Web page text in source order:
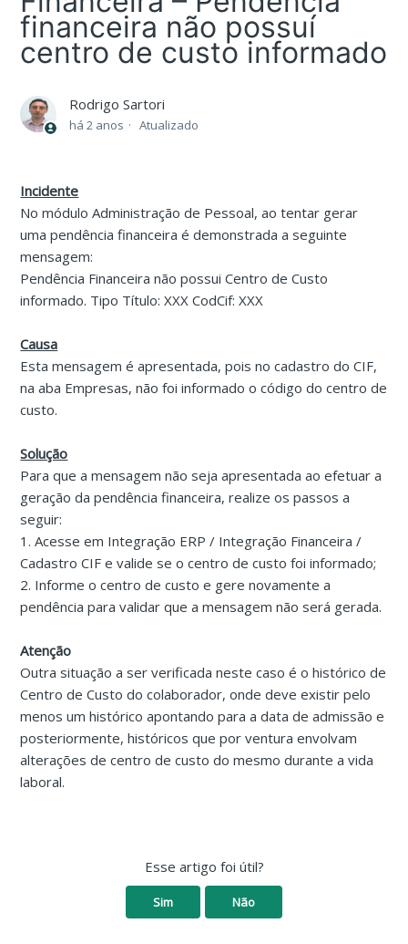
financeira não possuí
centro de custo informado
Rodrigo Sartori
há 2 anos Atualizado
Incidente
No módulo Administração de Pessoal, ao tentar gerar
uma pendência financeira é demonstrada a seguinte
mensagem:
Pendência Financeira não possui Centro de Custo
informado. Tipo Título: XXX CodCif: XXX
Causa
Esta mensagem é apresentada, pois no cadastro do CIF,
na aba Empresas, não foi informado o código do centro de
custo.
Solução
Para que a mensagem não seja apresentada ao efetuar a
geração da pendência financeira, realize os passos a
seguir:
1. Acesse em Integração ERP / Integração Financeira /
Cadastro CIF e valide se o centro de custo foi informado;
2. Informe o centro de custo e gere novamente a
pendência para validar que a mensagem não será gerada.
Atenção
Outra situação a ser verificada neste caso é o histórico de
Centro de Custo do colaborador, onde deve existir pelo
menos um histórico apontando para a data de admissão e
posteriormente, históricos que por ventura envolvam
alterações de centro de custo do mesmo durante a vida
laboral.
Esse artigo foi útil?
Sim Não